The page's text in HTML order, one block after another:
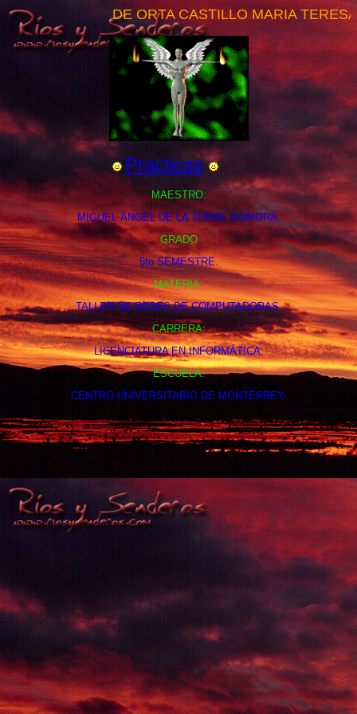
DE ORTA CASTILLO MARIA TERESA
Practicas
MAESTRO:
MIGUEL ÁNGEL DE LA TORRE GÓMORA.
GRADO
5to SEMESTRE.
MATERIA:
TALLER DE REDES DE COMPUTADORAS.
CARRERA:
LICENCIATURA EN INFORMÁTICA.
ESCUELA:
CENTRO UNIVERSITARIO DE MONTERREY.